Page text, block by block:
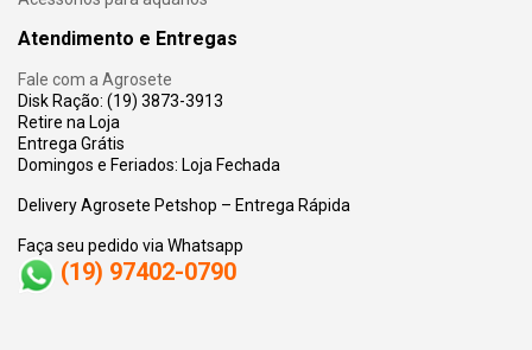
Atendimento e Entregas
Fale com a Agrosete
Disk Ração: (19) 3873-3913
Retire na Loja
Entrega Grátis
Domingos e Feriados: Loja Fechada
Delivery Agrosete Petshop – Entrega Rápida
Faça seu pedido via Whatsapp
(19) 97402-0790